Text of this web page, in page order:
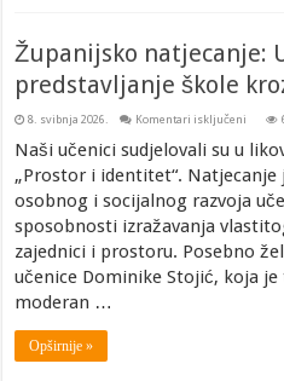
Županijsko natjecanje:
predstavljanje škole
8. svibnja 2026. Komentari isključeni
škole
kroz
likovne
radove
Naši učenici sudjelovali su u
„Prostor i identitet“.
osobnog i socijalnog razvoja
sposobnosti izražavanja
zajednici i prostoru. Posebno
učenice Dominike Stojić, koja
moderan …
Opširnije »